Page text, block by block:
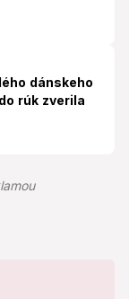
dánskeho
rúk zverila